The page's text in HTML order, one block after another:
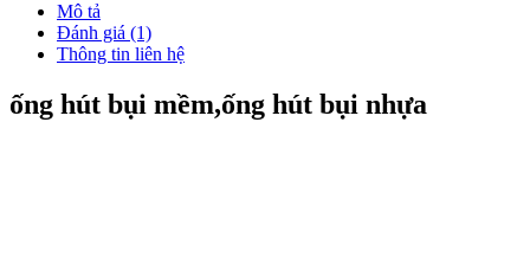
Mô tả
Đánh giá (1)
Thông tin liên hệ
ống hút bụi mềm,ống hút bụi nhựa